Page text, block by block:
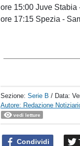
ore 15:00 Juve Stabia
ore 17:15 Spezia -
Sezione:Serie B / Data:
Autore: Redazione
vedi letture
Condividi